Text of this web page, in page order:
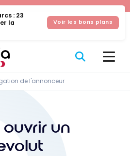
cookies
: 23
la
Voir les bons plans
de l'annonceur
un